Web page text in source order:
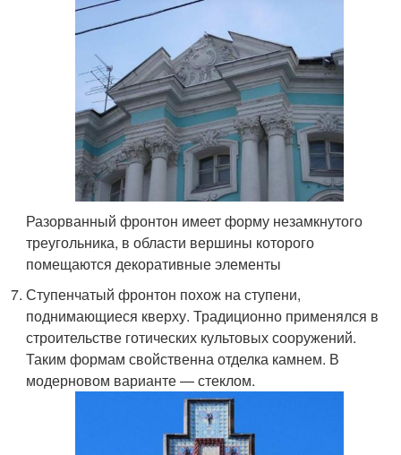
Разорванный фронтон имеет форму незамкнутого
треугольника, в области вершины которого
помещаются декоративные элементы
Ступенчатый фронтон похож на ступени,
поднимающиеся кверху. Традиционно применялся в
строительстве готических культовых сооружений.
Таким формам свойственна отделка камнем. В
модерновом варианте — стеклом.